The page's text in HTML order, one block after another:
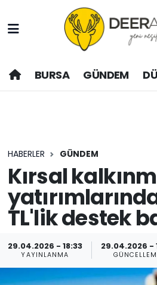
BURSA GÜNDEM
HABERLER GÜNDEM
Kırsal
TL'lik destek
29.04.2026 - 18:33
YAYINLANMA
29.04.2026 -
Hava Durumu
Trafik Durumu
Son Dakika Haberleri
Haber Arşivi